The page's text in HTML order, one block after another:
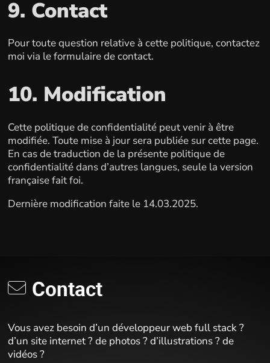
9. Contact
Pour toute question relative à cette politique, contactez
moi via le formulaire de contact.
10. Modification
Cette politique de confidentialité peut venir à être
modifiée. Toute mise à jour sera publiée sur cette page.
En cas de traduction de la présente politique de
confidentialité dans d’autres langues, seule la version
française fait foi.
Dernière modification faite le 14.03.2025.
Contact
Vous avez besoin d’un développeur web full stack ?
d’un site internet ? de photos ? d’illustrations ? de
vidéos ?